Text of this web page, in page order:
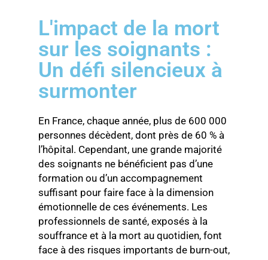
L'impact de la mort
sur les soignants :
Un défi silencieux à
surmonter
En France, chaque année, plus de 600 000
personnes décèdent, dont près de 60 % à
l’hôpital. Cependant, une grande majorité
des soignants ne bénéficient pas d’une
formation ou d’un accompagnement
suffisant pour faire face à la dimension
émotionnelle de ces événements. Les
professionnels de santé, exposés à la
souffrance et à la mort au quotidien, font
face à des risques importants de burn-out,